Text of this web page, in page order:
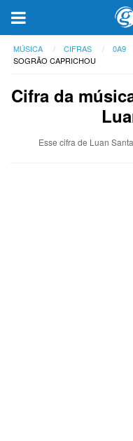
MÚSICA CIFRAS 0A9
SOGRÃO CAPRICHOU
Cifra da
Esse cifra de Luan